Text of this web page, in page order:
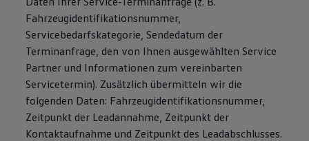
Fahrzeugidentifikationsnummer,
Servicebedarfskategorie, Sendedatum der
Terminanfrage, den von Ihnen ausgewählten Service
Partner und Informationen zum vereinbarten
Servicetermin). Zusätzlich übermitteln wir die
folgenden Daten: Fahrzeugidentifikationsnummer,
Zeitpunkt der Leadannahme, Zeitpunkt der
Kontaktaufnahme und Zeitpunkt des Leadabschlusses.